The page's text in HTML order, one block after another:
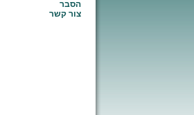
הסבר
צור קשר